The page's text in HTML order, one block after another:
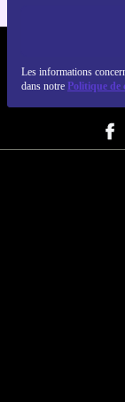
Les informations
dans notre Politique de